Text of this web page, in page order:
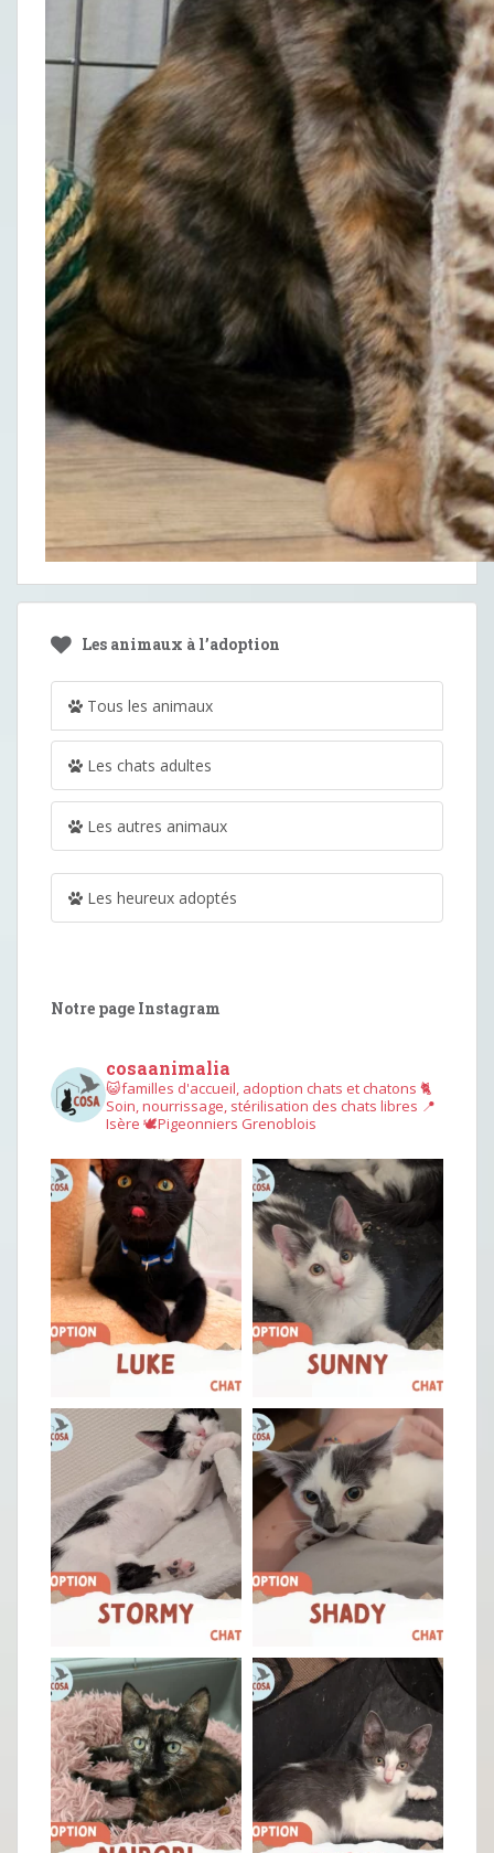
Les animaux à l’adoption
Tous les animaux
Les chats adultes
Les autres animaux
Les heureux adoptés
Notre page Instagram
cosaanimalia
😺familles d'accueil, adoption chats et chatons 🐈
Soin, nourrissage, stérilisation des chats libres 📍
Isère 🕊︎Pigeonniers Grenoblois